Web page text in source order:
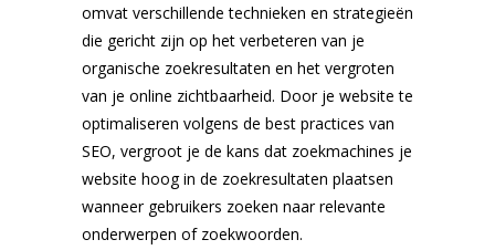
omvat verschillende technieken en strategieën
die gericht zijn op het verbeteren van je
organische zoekresultaten en het vergroten
van je online zichtbaarheid. Door je website te
optimaliseren volgens de best practices van
SEO, vergroot je de kans dat zoekmachines je
website hoog in de zoekresultaten plaatsen
wanneer gebruikers zoeken naar relevante
onderwerpen of zoekwoorden.